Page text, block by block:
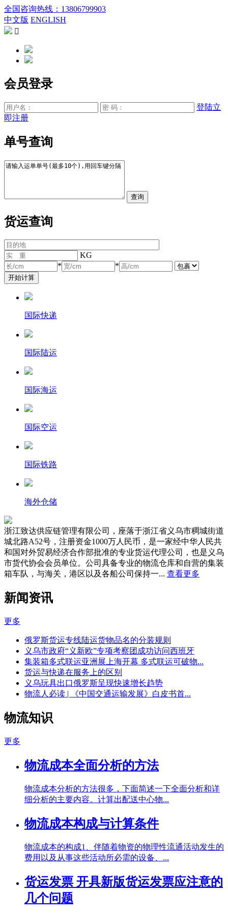
全国咨询热线：13806799903
中文版 ENGLISH

会员登录
登陆立
即注册
单号查询
货运查询
KG
*
*
国际快递
国际陆运
国际海运
国际空运
国际铁路
海外仓储
浙江致达供应链管理有限公司，座落于浙江省义乌市稠城街道
城北路A52号，注册资金1000万人民币，是一家经中华人民共
和国对外贸易经济合作部批准的专业货运代理公司，也是义乌
市货代协会会员单位。公司具备专业的物流仓库和自营的集装
箱车队，与海关，港区以及各船公司保持一... 查看更多
新闻资讯
更多
俄罗斯货运专线陆运货物品名的分装规则
义乌市政府“义新欧”专项考察团成功访问西班牙
集装箱多式联运亚洲展上海开幕 多式联运可破物...
货运与快递在服务上的区别
义乌玩具出口俄罗斯呈现快速增长趋势
物流人必读 | 《中国交通运输发展》白皮书首...
物流知识
更多
物流成本全面分析的方法
物流成本分析的方法很多，下面简述一下全面分析和详
细分析的主要内容。计算出配送中心物...
物流成本构成与计算条件
物流成本的构成1、伴随着物资的物理性流通活动发生的
费用以及从事这些活动所必需的设备、...
货运发票 开具新版货运发票应注意的
几个问题